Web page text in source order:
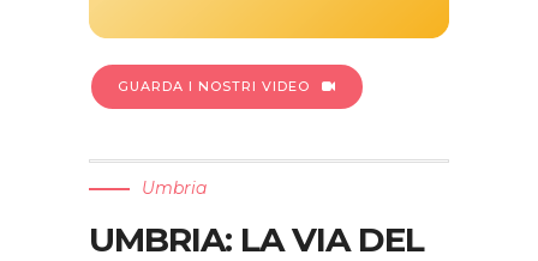
GUARDA I NOSTRI VIDEO
Umbria
UMBRIA: LA VIA DEL